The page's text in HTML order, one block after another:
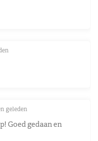
geleden
Goed gedaan en